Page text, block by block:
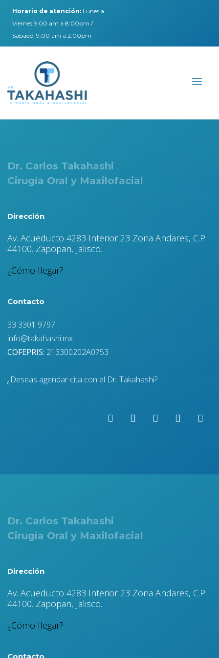
Horario de atención: Lunes a
Viernes 9:00 am a 8:00pm /
Sábado: 9:00 am a 2:00pm
Dr. Carlos Takahashi
Cirugía Oral y Maxilofacial
Dirección
Av. Acueducto 4283 Interior 23 Zona Andares, C.P.
44100. Zapopan, Jalisco.
¿Cómo llegar?
Contacto
33 3301 9797
info@takahashi.mx
COFEPRIS: 213300202A0753
¿Deseas agendar cita con el Dr. Takahashi?
Dr. Carlos Takahashi
Cirugía Oral y Maxilofacial
Dirección
Av. Acueducto 4283 Interior 23 Zona Andares, C.P.
44100. Zapopan, Jalisco.
¿Cómo llegar?